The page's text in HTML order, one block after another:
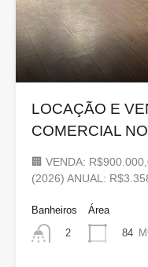
LOCAÇÃO E
COMERCIAL
🏢 VENDA:
(2026) ANUAL:
Banheiros
2
Área
84